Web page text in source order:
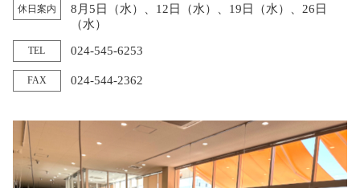
休日案内
8月5日（水）、12日（水）、19日（水）、26日
（水）
TEL 024-545-6253
FAX 024-544-2362